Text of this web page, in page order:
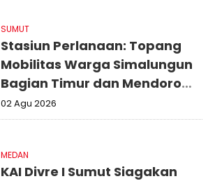
SUMUT
Stasiun Perlanaan: Topang
Mobilitas Warga Simalungun
Bagian Timur dan Mendorong
Roda Ekonomi
02 Agu 2026
MEDAN
KAI Divre I Sumut Siagakan